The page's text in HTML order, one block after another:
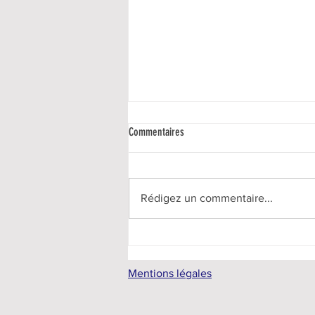
Atelier bric à brac du 11 juin 2026
Commentaires
Rédigez un commentaire...
Mentions légales